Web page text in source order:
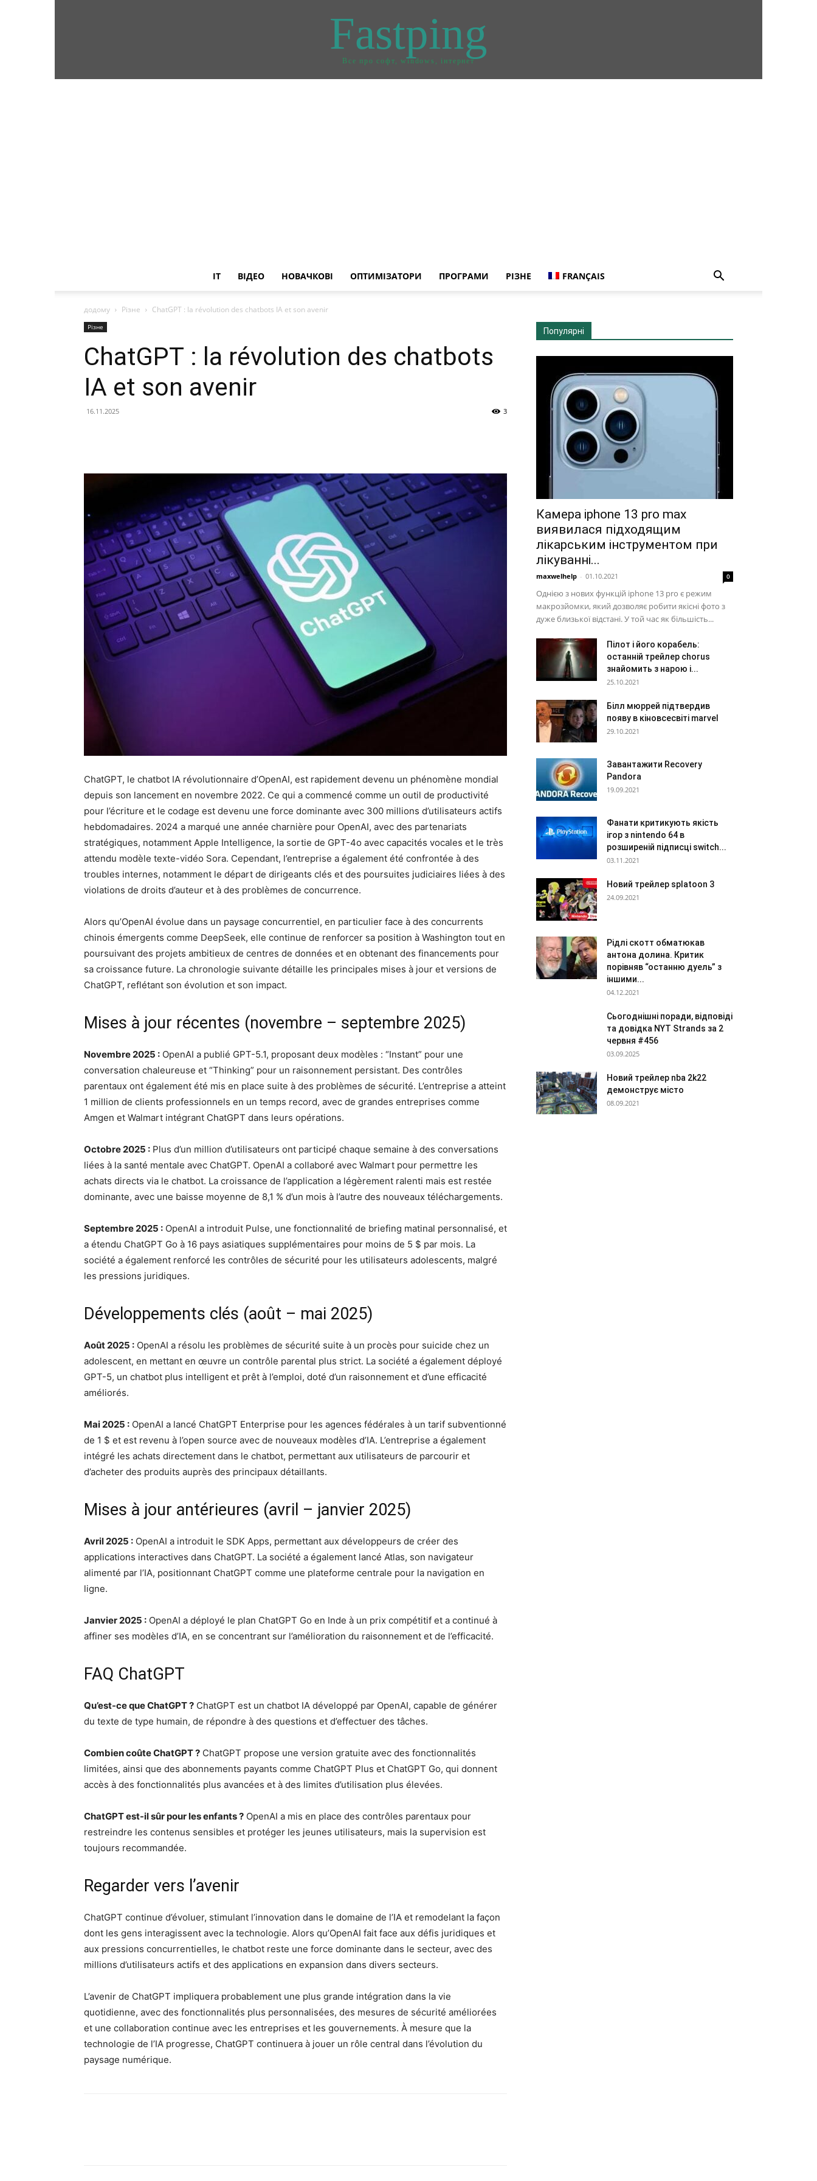
Fastping
Все про софт, windows, інтернет
IT ВІДЕО НОВАЧКОВІ ОПТИМІЗАТОРИ ПРОГРАМИ РІЗНЕ FRANÇAIS
додому Різне ChatGPT : la révolution des chatbots IA et son avenir
Різне
ChatGPT : la révolution des chatbots
IA et son avenir
16.11.2025 3
ChatGPT, le chatbot IA révolutionnaire d’OpenAI, est rapidement devenu un phénomène mondial
depuis son lancement en novembre 2022. Ce qui a commencé comme un outil de productivité
pour l’écriture et le codage est devenu une force dominante avec 300 millions d’utilisateurs actifs
hebdomadaires. 2024 a marqué une année charnière pour OpenAI, avec des partenariats
stratégiques, notamment Apple Intelligence, la sortie de GPT-4o avec capacités vocales et le très
attendu modèle texte-vidéo Sora. Cependant, l’entreprise a également été confrontée à des
troubles internes, notamment le départ de dirigeants clés et des poursuites judiciaires liées à des
violations de droits d’auteur et à des problèmes de concurrence.
Alors qu’OpenAI évolue dans un paysage concurrentiel, en particulier face à des concurrents
chinois émergents comme DeepSeek, elle continue de renforcer sa position à Washington tout en
poursuivant des projets ambitieux de centres de données et en obtenant des financements pour
sa croissance future. La chronologie suivante détaille les principales mises à jour et versions de
ChatGPT, reflétant son évolution et son impact.
Mises à jour récentes (novembre – septembre 2025)
Novembre 2025 : OpenAI a publié GPT-5.1, proposant deux modèles : “Instant” pour une
conversation chaleureuse et “Thinking” pour un raisonnement persistant. Des contrôles
parentaux ont également été mis en place suite à des problèmes de sécurité. L’entreprise a atteint
1 million de clients professionnels en un temps record, avec de grandes entreprises comme
Amgen et Walmart intégrant ChatGPT dans leurs opérations.
Octobre 2025 : Plus d’un million d’utilisateurs ont participé chaque semaine à des conversations
liées à la santé mentale avec ChatGPT. OpenAI a collaboré avec Walmart pour permettre les
achats directs via le chatbot. La croissance de l’application a légèrement ralenti mais est restée
dominante, avec une baisse moyenne de 8,1 % d’un mois à l’autre des nouveaux téléchargements.
Septembre 2025 : OpenAI a introduit Pulse, une fonctionnalité de briefing matinal personnalisé, et
a étendu ChatGPT Go à 16 pays asiatiques supplémentaires pour moins de 5 $ par mois. La
société a également renforcé les contrôles de sécurité pour les utilisateurs adolescents, malgré
les pressions juridiques.
Développements clés (août – mai 2025)
Août 2025 : OpenAI a résolu les problèmes de sécurité suite à un procès pour suicide chez un
adolescent, en mettant en œuvre un contrôle parental plus strict. La société a également déployé
GPT-5, un chatbot plus intelligent et prêt à l’emploi, doté d’un raisonnement et d’une efficacité
améliorés.
Mai 2025 : OpenAI a lancé ChatGPT Enterprise pour les agences fédérales à un tarif subventionné
de 1 $ et est revenu à l’open source avec de nouveaux modèles d’IA. L’entreprise a également
intégré les achats directement dans le chatbot, permettant aux utilisateurs de parcourir et
d’acheter des produits auprès des principaux détaillants.
Mises à jour antérieures (avril – janvier 2025)
Avril 2025 : OpenAI a introduit le SDK Apps, permettant aux développeurs de créer des
applications interactives dans ChatGPT. La société a également lancé Atlas, son navigateur
alimenté par l’IA, positionnant ChatGPT comme une plateforme centrale pour la navigation en
ligne.
Janvier 2025 : OpenAI a déployé le plan ChatGPT Go en Inde à un prix compétitif et a continué à
affiner ses modèles d’IA, en se concentrant sur l’amélioration du raisonnement et de l’efficacité.
FAQ ChatGPT
Qu’est-ce que ChatGPT ? ChatGPT est un chatbot IA développé par OpenAI, capable de générer
du texte de type humain, de répondre à des questions et d’effectuer des tâches.
Combien coûte ChatGPT ? ChatGPT propose une version gratuite avec des fonctionnalités
limitées, ainsi que des abonnements payants comme ChatGPT Plus et ChatGPT Go, qui donnent
accès à des fonctionnalités plus avancées et à des limites d’utilisation plus élevées.
ChatGPT est-il sûr pour les enfants ? OpenAI a mis en place des contrôles parentaux pour
restreindre les contenus sensibles et protéger les jeunes utilisateurs, mais la supervision est
toujours recommandée.
Regarder vers l’avenir
ChatGPT continue d’évoluer, stimulant l’innovation dans le domaine de l’IA et remodelant la façon
dont les gens interagissent avec la technologie. Alors qu’OpenAI fait face aux défis juridiques et
aux pressions concurrentielles, le chatbot reste une force dominante dans le secteur, avec des
millions d’utilisateurs actifs et des applications en expansion dans divers secteurs.
L’avenir de ChatGPT impliquera probablement une plus grande intégration dans la vie
quotidienne, avec des fonctionnalités plus personnalisées, des mesures de sécurité améliorées
et une collaboration continue avec les entreprises et les gouvernements. À mesure que la
technologie de l’IA progresse, ChatGPT continuera à jouer un rôle central dans l’évolution du
paysage numérique.
Популярні
Камера iphone 13 pro max
виявилася підходящим
лікарським інструментом при
лікуванні...
maxwelhelp - 01.10.2021 0
Однією з нових функцій iphone 13 pro є режим
макрозйомки, який дозволяє робити якісні фото з
дуже близької відстані. У той час як більшість...
Пілот і його корабель:
останній трейлер chorus
знайомить з нарою і...
25.10.2021
Білл мюррей підтвердив
появу в кіновсесвіті marvel
29.10.2021
Завантажити Recovery
Pandora
19.09.2021
Фанати критикують якість
ігор з nintendo 64 в
розширеній підписці switch...
03.11.2021
Новий трейлер splatoon 3
24.09.2021
Рідлі скотт обматюкав
антона долина. Критик
порівняв “останню дуель” з
іншими...
04.12.2021
Сьогоднішні поради, відповіді
та довідка NYT Strands за 2
червня #456
03.09.2025
Новий трейлер nba 2k22
демонструє місто
08.09.2021